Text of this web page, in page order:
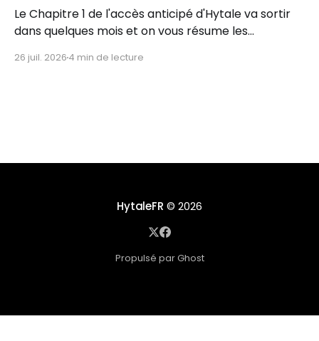
Le Chapitre 1 de l'accès anticipé d'Hytale va sortir
dans quelques mois et on vous résume les
26 juil. 2026 4 min de lecture
HytaleFR © 2026
Propulsé par Ghost